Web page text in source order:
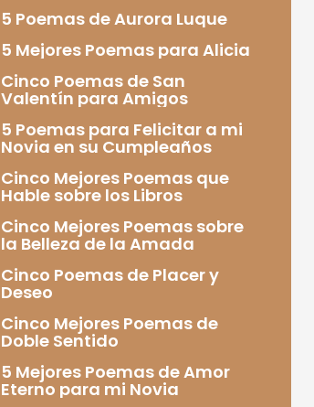
5 Poemas de Aurora Luque
5 Mejores Poemas para Alicia
Cinco Poemas de San
Valentín para Amigos
5 Poemas para Felicitar a mi
Novia en su Cumpleaños
Cinco Mejores Poemas que
Hable sobre los Libros
Cinco Mejores Poemas sobre
la Belleza de la Amada
Cinco Poemas de Placer y
Deseo
Cinco Mejores Poemas de
Doble Sentido
5 Mejores Poemas de Amor
Eterno para mi Novia